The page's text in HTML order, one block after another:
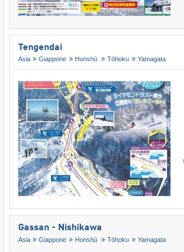
Tengendai
Asia Giappone Honshū Tōhoku Yamagata
Gassan - Nishikawa
Asia Giappone Honshū Tōhoku Yamagata